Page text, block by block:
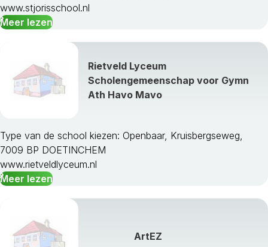
www.stjorisschool.nl
Meer lezen
Rietveld Lyceum
Scholengemeenschap voor Gymn
Ath Havo Mavo
Type van de school kiezen: Openbaar, Kruisbergseweg,
7009 BP DOETINCHEM
www.rietveldlyceum.nl
Meer lezen
ArtEZ